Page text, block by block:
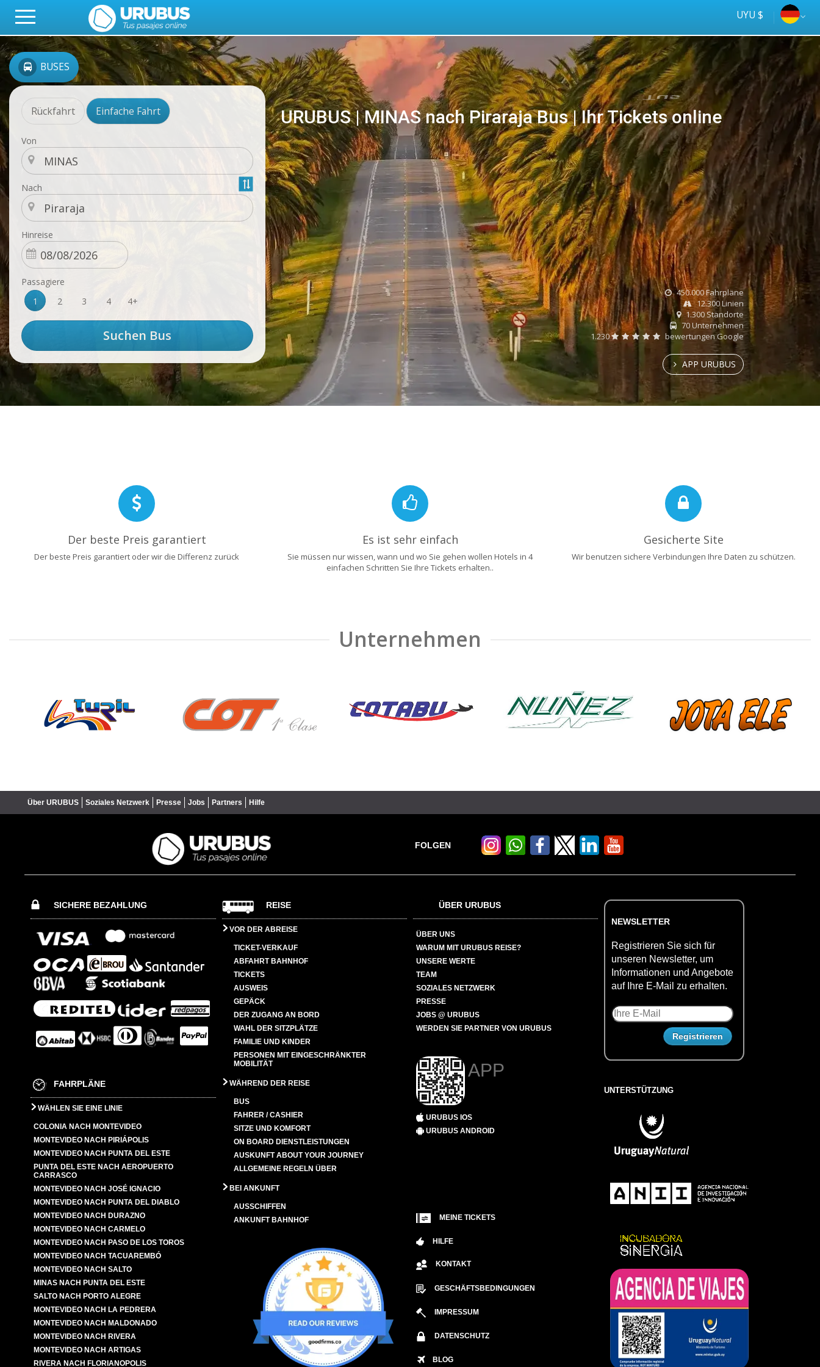
UYU $
BUSES
Rückfahrt Einfache Fahrt
Von
Nach
Hinreise
Passagiere
1
2 3 4 4+
URUBUS | MINAS nach Piraraja Bus | Ihr Tickets online
online
Tus
ómnibus
450.000 Fahrpläne
12.300 Linien
1.300 Standorte
70 Unternehmen
1.230
bewertungen Google
APP URUBUS
Der beste Preis garantiert
Der beste Preis garantiert oder wir die Differenz zurück
Es ist sehr einfach
Sie müssen nur wissen, wann und wo Sie gehen wollen Hotels in 4
einfachen Schritten Sie Ihre Tickets erhalten..
Gesicherte Site
Wir benutzen sichere Verbindungen Ihre Daten zu schützen.
Unternehmen
Über URUBUS Soziales Netzwerk Presse Jobs Partners Hilfe
FOLGEN
SICHERE BEZAHLUNG
FAHRPLÄNE
WÄHLEN SIE EINE LINIE
COLONIA NACH MONTEVIDEO
MONTEVIDEO NACH PIRIÁPOLIS
MONTEVIDEO NACH PUNTA DEL ESTE
PUNTA DEL ESTE NACH AEROPUERTO
CARRASCO
MONTEVIDEO NACH JOSÉ IGNACIO
MONTEVIDEO NACH PUNTA DEL DIABLO
MONTEVIDEO NACH DURAZNO
MONTEVIDEO NACH CARMELO
MONTEVIDEO NACH PASO DE LOS TOROS
MONTEVIDEO NACH TACUAREMBÓ
MONTEVIDEO NACH SALTO
MINAS NACH PUNTA DEL ESTE
SALTO NACH PORTO ALEGRE
MONTEVIDEO NACH LA PEDRERA
MONTEVIDEO NACH MALDONADO
MONTEVIDEO NACH RIVERA
MONTEVIDEO NACH ARTIGAS
RIVERA NACH FLORIANOPOLIS
REISE
VOR DER ABREISE
TICKET-VERKAUF
ABFAHRT BAHNHOF
TICKETS
AUSWEIS
GEPÄCK
DER ZUGANG AN BORD
WAHL DER SITZPLÄTZE
FAMILIE UND KINDER
PERSONEN MIT EINGESCHRÄNKTER
MOBILITÄT
WÄHREND DER REISE
BUS
FAHRER / CASHIER
SITZE UND KOMFORT
ON BOARD DIENSTLEISTUNGEN
AUSKUNFT ABOUT YOUR JOURNEY
ALLGEMEINE REGELN ÜBER
BEI ANKUNFT
AUSSCHIFFEN
ANKUNFT BAHNHOF
ÜBER URUBUS
ÜBER UNS
WARUM MIT URUBUS REISE?
UNSERE WERTE
TEAM
SOZIALES NETZWERK
PRESSE
JOBS @ URUBUS
WERDEN SIE PARTNER VON URUBUS
APP
URUBUS IOS
URUBUS ANDROID
MEINE TICKETS
HILFE
KONTAKT
GESCHÄFTSBEDINGUNGEN
IMPRESSUM
DATENSCHUTZ
BLOG
NEWSLETTER
Registrieren Sie sich für
unseren Newsletter, um
Informationen und Angebote
auf Ihre E-Mail zu erhalten.
UNTERSTÜTZUNG